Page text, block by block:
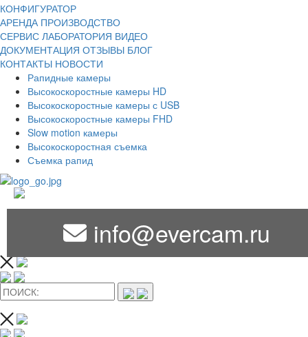
КОНФИГУРАТОР
АРЕНДА ПРОИЗВОДСТВО
СЕРВИС ЛАБОРАТОРИЯ ВИДЕО
ДОКУМЕНТАЦИЯ ОТЗЫВЫ БЛОГ
КОНТАКТЫ НОВОСТИ
Рапидные камеры
Высокоскоростные камеры HD
Высокоскоростные камеры с USB
Высокоскоростные камеры FHD
Slow motion камеры
Высокоскоростная съемка
Съемка рапид
info@evercam.ru